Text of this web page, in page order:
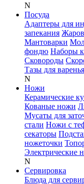
N
Посуда
Адаптеры для
запекания
Мантоварки
фондю Наборы
Сковороды
Тазы для варенья
N
Ножи
Керамические
Кованые ножи
Мусаты для
стали Ножи с
секаторы
ножеточки
Электрические
N
Сервировка
Блюда для